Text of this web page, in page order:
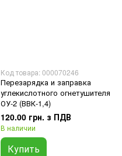
Код товара: 000070246
Перезарядка и заправка
углекислотного огнетушителя
ОУ-2 (ВВК-1,4)
120.00 грн. з ПДВ
В наличии
Купить